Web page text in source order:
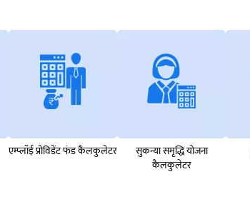
एम्‍प्‍लॉई प्रोविडेंट फंड कैलकुलेटर
सुकन्या समृद्धि योजना
कैलकुलेटर